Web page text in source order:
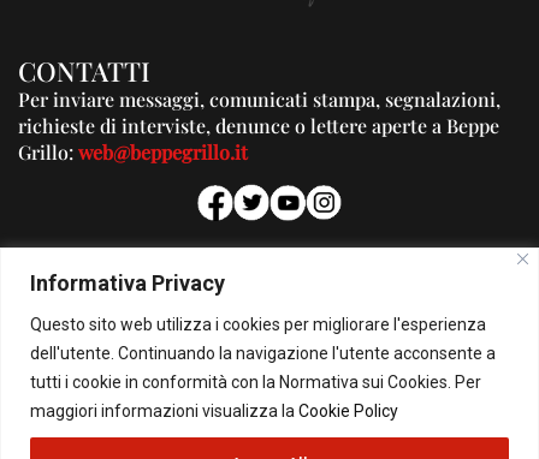
Informativa Privacy
Questo sito web utilizza i cookies per migliorare l'esperienza
dell'utente. Continuando la navigazione l'utente acconsente a
tutti i cookie in conformità con la Normativa sui Cookies. Per
maggiori informazioni visualizza la Cookie Policy
CONTATTI
Per inviare messaggi, comunicati stampa, segnalazioni,
richieste di interviste, denunce o lettere aperte a Beppe
Grillo:web@beppegrillo.it
PUBBLICITA'
Per la tua pubblicità su questo Blog:
pubblicita@beppegrillo.it